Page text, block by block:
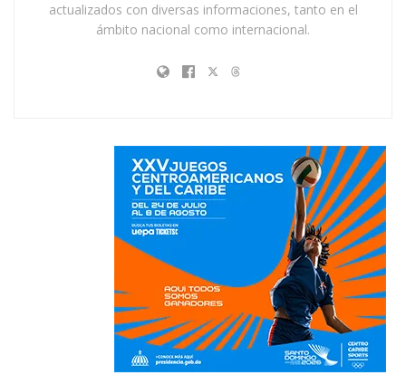
actualizados con diversas informaciones, tanto en el
ámbito nacional como internacional.